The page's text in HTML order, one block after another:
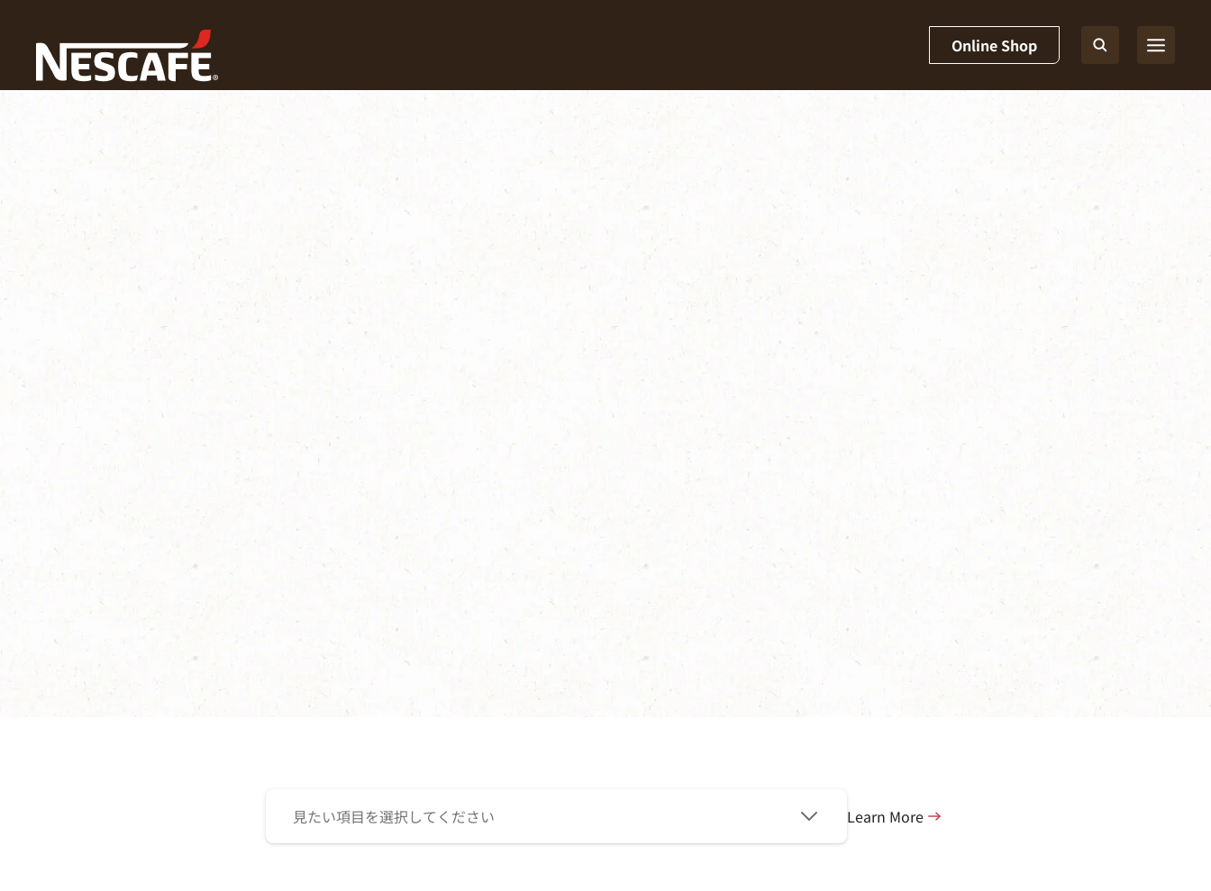
Online Shop
ネスカフェ ゴールドブレンド バリスタ
よくあるお問い合わせ・使い方（説明書）｜バリスタ I [アイ]
電源ボタンが赤色ランプ点灯、マグサイズブラックコーヒーが緑色点滅｜バリスタ I [アイ]
Learn More